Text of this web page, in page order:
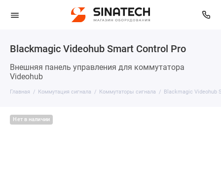
Blackmagic Videohub Smart Control Pro
Внешняя панель управления для коммутатора
Videohub
Главная Коммутация сигнала Коммутаторы сигнала Blackmagic Videohub
Нет в наличии